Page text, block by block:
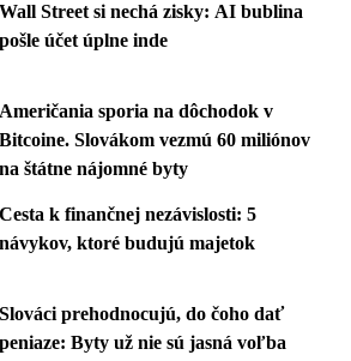
Wall Street si nechá zisky: AI bublina
pošle účet úplne inde
Američania sporia na dôchodok v
Bitcoine. Slovákom vezmú 60 miliónov
na štátne nájomné byty
Cesta k finančnej nezávislosti: 5
návykov, ktoré budujú majetok
Slováci prehodnocujú, do čoho dať
peniaze: Byty už nie sú jasná voľba